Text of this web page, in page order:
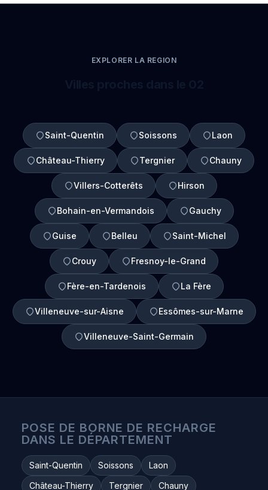
EXPLORER LA REGION
Saint-Quentin Soissons Laon
Château-Thierry Tergnier Chauny
Villers-Cotterêts Hirson
Bohain-en-Vermandois Gauchy
Guise Belleu Saint-Michel
Crouy Fresnoy-le-Grand
Fère-en-Tardenois La Fère
Villeneuve-sur-Aisne Essômes-sur-Marne
Villeneuve-Saint-Germain
POSE DE BORNE DE RECHARGE
DANS LE DÉPARTEMENT
Saint-Quentin Soissons
Laon
Château-Thierry
Tergnier
Chauny